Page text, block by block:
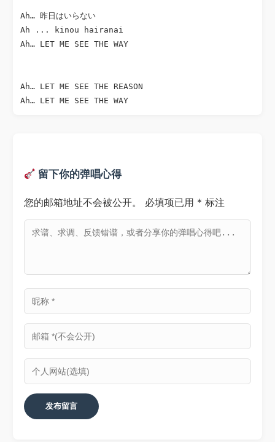
Ah… 昨日はいらない
Ah ... kinou hairanai
Ah… LET ME SEE THE WAY
Ah… LET ME SEE THE REASON
留下你的弹唱心得
您的邮箱地址不会被公开。 必填项已用 * 标注